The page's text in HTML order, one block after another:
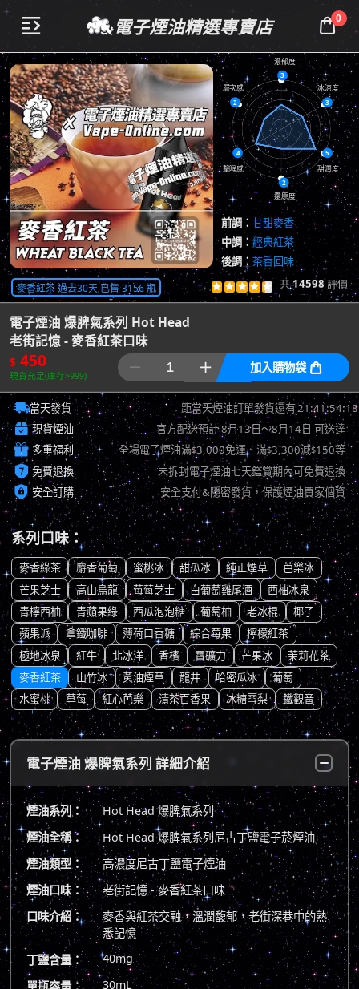
 電子煙油精選專賣店 0
3
3
5
2
4
2
濃郁度
冰涼度
甜潤度
還原度
擊喉感
層次感
前調： 甘甜麥香
中調：經典紅茶
後調： 茶香回味
麥香紅茶 過去30天 已售 3156 瓶      共14598 評價
查看評價
電子煙油 爆脾氣系列 Hot Head
老街記憶 - 麥香紅茶口味
$ 450
現貨充足(庫存>999)
  加入購物袋 
當天發貨 距當天煙油訂單發貨還有21:41:53:34
 現貨煙油 官方配送預計8月13日～8月14日 可送達
 多重福利 全場電子煙油滿$3,000免運、滿$3,300減$150等
 免費退換 未拆封電子煙油七天鑑賞期內可免費退換
 安全訂購 安全支付&隱密發貨，保護煙油買家個資
系列口味：
麥香綠茶 麝香葡萄 蜜桃冰 甜瓜冰 純正煙草
芭樂冰
芒果芝士
高山烏龍 莓莓芝士 白葡萄雞尾酒
西柚冰泉
青檸西柚
青蘋果綠 西瓜泡泡糖 葡萄柚 老冰棍
椰子
蘋果派
拿鐵咖啡 薄荷口香糖 綜合莓果
檸檬紅茶
極地冰泉
紅牛 北冰洋 香檳 寶礦力 芒果冰
茉莉花茶
麥香紅茶
山竹冰 黃油煙草 龍井 哈密瓜冰
葡萄
水蜜桃
草莓 紅心芭樂 清茶百香果 冰糖雪梨 鐵觀音
電子煙油 爆脾氣系列 詳細介紹
煙油系列：
Hot Head 爆脾氣系列
煙油全稱：
Hot Head 爆脾氣系列尼古丁鹽電子菸煙油
煙油類型：
高濃度尼古丁鹽電子煙油
煙油口味：
老街記憶 - 麥香紅茶口味
口味介紹：
麥香與紅茶交融，溫潤馥郁，老街深巷中的熟
悉記憶
丁鹽含量：
40mg
30mL